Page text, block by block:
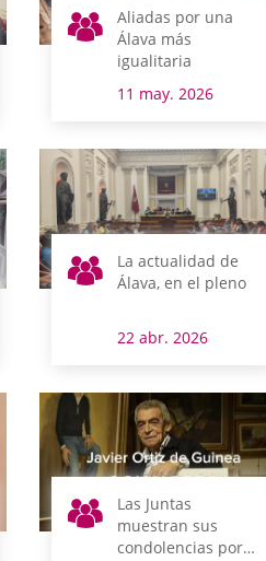
Aliadas por una
Álava más
igualitaria
11 may. 2026
La actualidad de
Álava, en el pleno
22 abr. 2026
Las Juntas
muestran sus
condolencias por